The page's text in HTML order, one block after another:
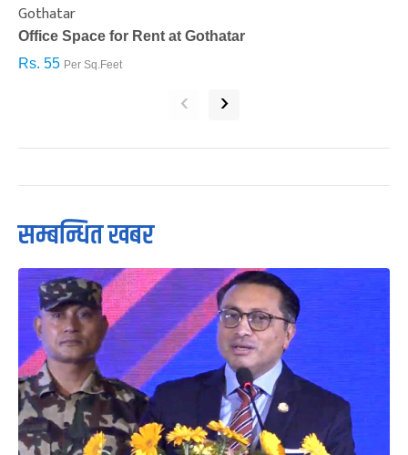
Gothatar
Office Space for Rent at Gothatar
Rs. 55 Per Sq.Feet
‹ ›
सम्बन्धित खबर